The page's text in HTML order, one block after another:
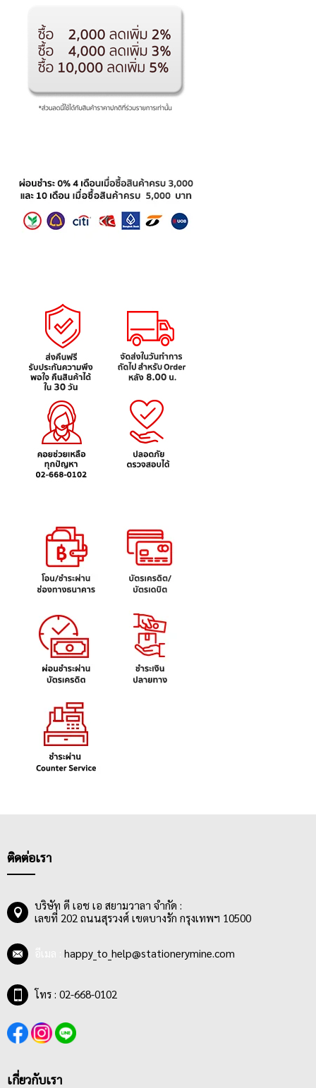
ติดต่อเรา
บริษัท ดี เอช เอ สยามวาลา จำกัด :
เลขที่ 202 ถนนสุรวงศ์ เขตบางรัก กรุงเทพฯ 10500
happy_to_help@stationerymine.com
โทร : 02-668-0102
เกี่ยวกับเรา